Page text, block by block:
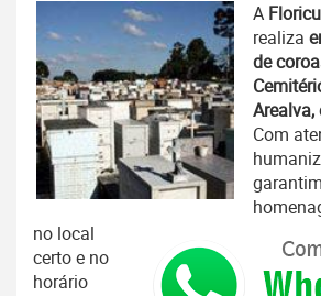
A
realiza
de
Arealva,
Com
no local
certo e no
horário